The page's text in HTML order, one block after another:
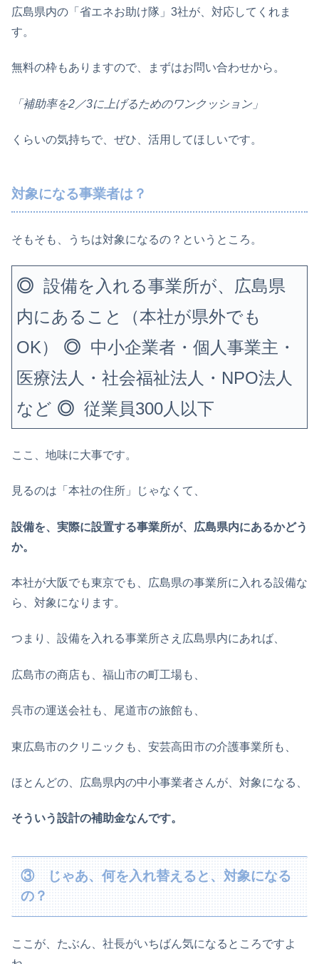
広島県内の「省エネお助け隊」3社が、対応してくれま
す。
無料の枠もありますので、まずはお問い合わせから。
「補助率を2／3に上げるためのワンクッション」
くらいの気持ちで、ぜひ、活用してほしいです。
対象になる事業者は？
そもそも、うちは対象になるの？というところ。
◎設備を入れる事業所が、広島県
内にあること（本社が県外でも
OK） ◎ 中小企業者・個人事業主・
医療法人・社会福祉法人・NPO法人
など ◎従業員300人以下
ここ、地味に大事です。
見るのは「本社の住所」じゃなくて、
設備を、実際に設置する事業所が、広島県内にあるかどう
か。
本社が大阪でも東京でも、広島県の事業所に入れる設備な
ら、対象になります。
つまり、設備を入れる事業所さえ広島県内にあれば、
広島市の商店も、福山市の町工場も、
呉市の運送会社も、尾道市の旅館も、
東広島市のクリニックも、安芸高田市の介護事業所も、
ほとんどの、広島県内の中小事業者さんが、対象になる、
そういう設計の補助金なんです。
③ じゃあ、何を入れ替えると、対象になる
の？
ここが、たぶん、社長がいちばん気になるところですよ